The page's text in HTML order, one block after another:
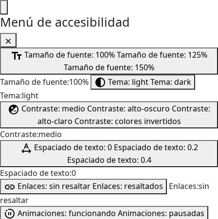
Menú de accesibilidad
Tamaño de fuente: 100%Tamaño de fuente: 125%
Tamaño de fuente: 150%
Tamaño de fuente:100%
Tema: lightTema: dark
Tema:light
Contraste: medio Contraste: alto-oscuro Contraste:
alto-claro Contraste: colores invertidos
Contraste:medio
Espaciado de texto: 0 Espaciado de texto: 0.2
Espaciado de texto: 0.4
Espaciado de texto:0
Enlaces: sin resaltar Enlaces: resaltados
Enlaces:sin
resaltar
Animaciones: funcionando Animaciones: pausadas